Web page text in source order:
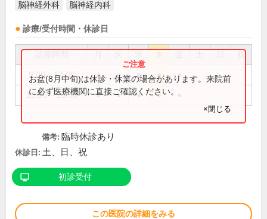
脳神経外科 脳神経内科
診療/受付時間・休診日
祝
9:00～12:00 ● ● ● ● ●
15:00～18:00 ● ● ● ●
お盆(8月中旬)は休診・休業の場合があります。来院前
に必ず医療機関に直接ご確認ください。
×閉じる
備考: 臨時休診あり
休診日: 土、日、祝
初診受付
この医院の詳細をみる